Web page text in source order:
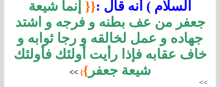
السلام ) أنه قال :{{ إنما شيعة
جعفر من عف بطنه و فرجه و اشتد
جهاده و عمل لخالقه و رجا ثوابه و
خاف عقابه فإذا رأيت أولئك فأولئك
شيعة جعفر }
}
>
>
>
>